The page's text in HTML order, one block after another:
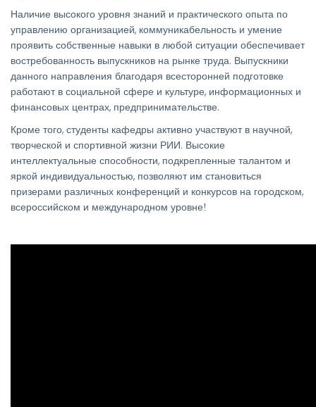
Наличие высокого уровня знаний и практического опыта по
управлению организацией, коммуникабельность и умение
проявить собственные навыки в любой ситуации обеспечивает
востребованность выпускников на рынке труда. Выпускники
данного направления благодаря всесторонней подготовке
работают в социальной сфере и культуре, информационных и
финансовых центрах, предпринимательстве.
Кроме того, студенты кафедры активно участвуют в научной,
творческой и спортивной жизни РИИ. Высокие
интеллектуальные способности, подкрепленные талантом и
яркой индивидуальностью, позволяют им становиться
призерами различных конференций и конкурсов на городском,
всероссийском и международном уровне!